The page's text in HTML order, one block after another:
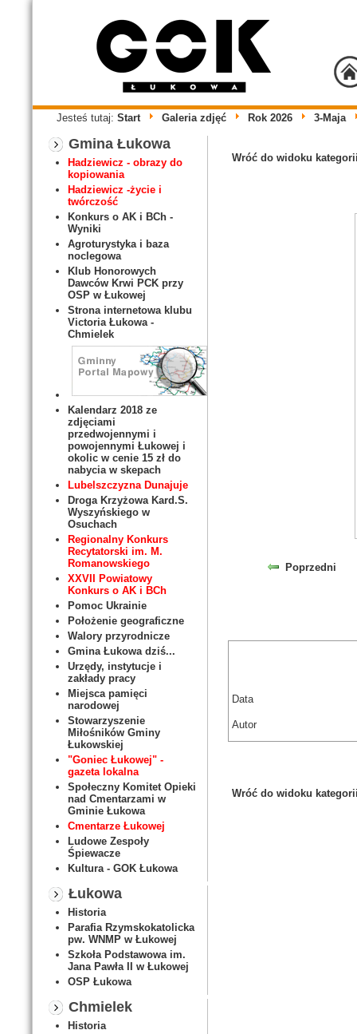
Jesteś tutaj: Start Galeria zdjęć Rok 2026 3-Maja
Gmina Łukowa
Hadziewicz - obrazy do
kopiowania
Hadziewicz -życie i
twórczość
Konkurs o AK i BCh -
Wyniki
Agroturystyka i baza
noclegowa
Klub Honorowych
Dawców Krwi PCK przy
OSP w Łukowej
Strona internetowa klubu
Victoria Łukowa -
Chmielek
Kalendarz 2018 ze
zdjęciami
przedwojennymi i
powojennymi Łukowej i
okolic w cenie 15 zł do
nabycia w skepach
Lubelszczyzna Dunajuje
Droga Krzyżowa Kard.S.
Wyszyńskiego w
Osuchach
Regionalny Konkurs
Recytatorski im. M.
Romanowskiego
XXVII Powiatowy
Konkurs o AK i BCh
Pomoc Ukrainie
Położenie geograficzne
Walory przyrodnicze
Gmina Łukowa dziś...
Urzędy, instytucje i
zakłady pracy
Miejsca pamięci
narodowej
Stowarzyszenie
Miłośników Gminy
Łukowskiej
"Goniec Łukowej" -
gazeta lokalna
Społeczny Komitet Opieki
nad Cmentarzami w
Gminie Łukowa
Cmentarze Łukowej
Ludowe Zespoły
Śpiewacze
Kultura - GOK Łukowa
Łukowa
Historia
Parafia Rzymskokatolicka
pw. WNMP w Łukowej
Szkoła Podstawowa im.
Jana Pawła II w Łukowej
OSP Łukowa
Chmielek
Historia
Wróć do widoku
Poprzedni
Data
Autor
Wróć do widoku